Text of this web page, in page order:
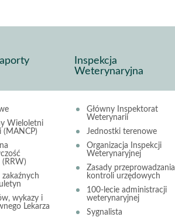
Wieloletni
(MANCP)
wykazy i
Lekarza
Inspekcja
Weterynaryjna
Główny Inspektorat
Weterynarii
Jednostki terenowe
Organizacja Inspekcji
Weterynaryjnej
Zasady przeprowadzania
kontroli urzędowych
100-lecie administracji
weterynaryjnej
Sygnalista